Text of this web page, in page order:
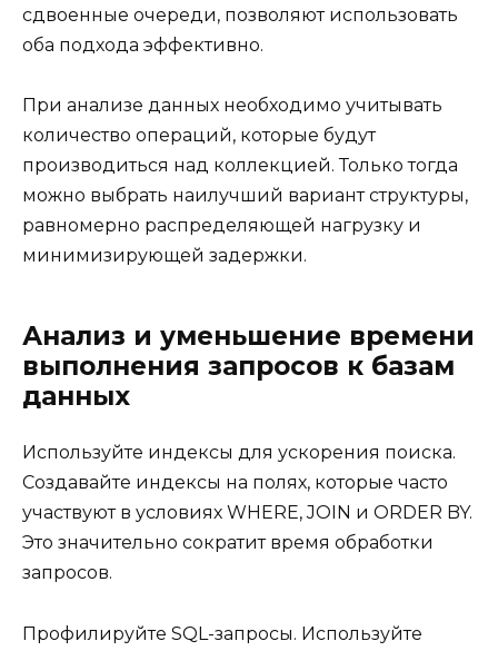
сдвоенные очереди, позволяют использовать
оба подхода эффективно.
При анализе данных необходимо учитывать
количество операций, которые будут
производиться над коллекцией. Только тогда
можно выбрать наилучший вариант структуры,
равномерно распределяющей нагрузку и
минимизирующей задержки.
Анализ и уменьшение времени
выполнения запросов к базам
данных
Используйте индексы для ускорения поиска.
Создавайте индексы на полях, которые часто
участвуют в условиях WHERE, JOIN и ORDER BY.
Это значительно сократит время обработки
запросов.
Профилируйте SQL-запросы. Используйте